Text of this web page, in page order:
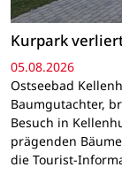
Kurpark
05.08.2026
Ostseebad
Baumgutachter,
Besuch in
prägenden
die Tourist-